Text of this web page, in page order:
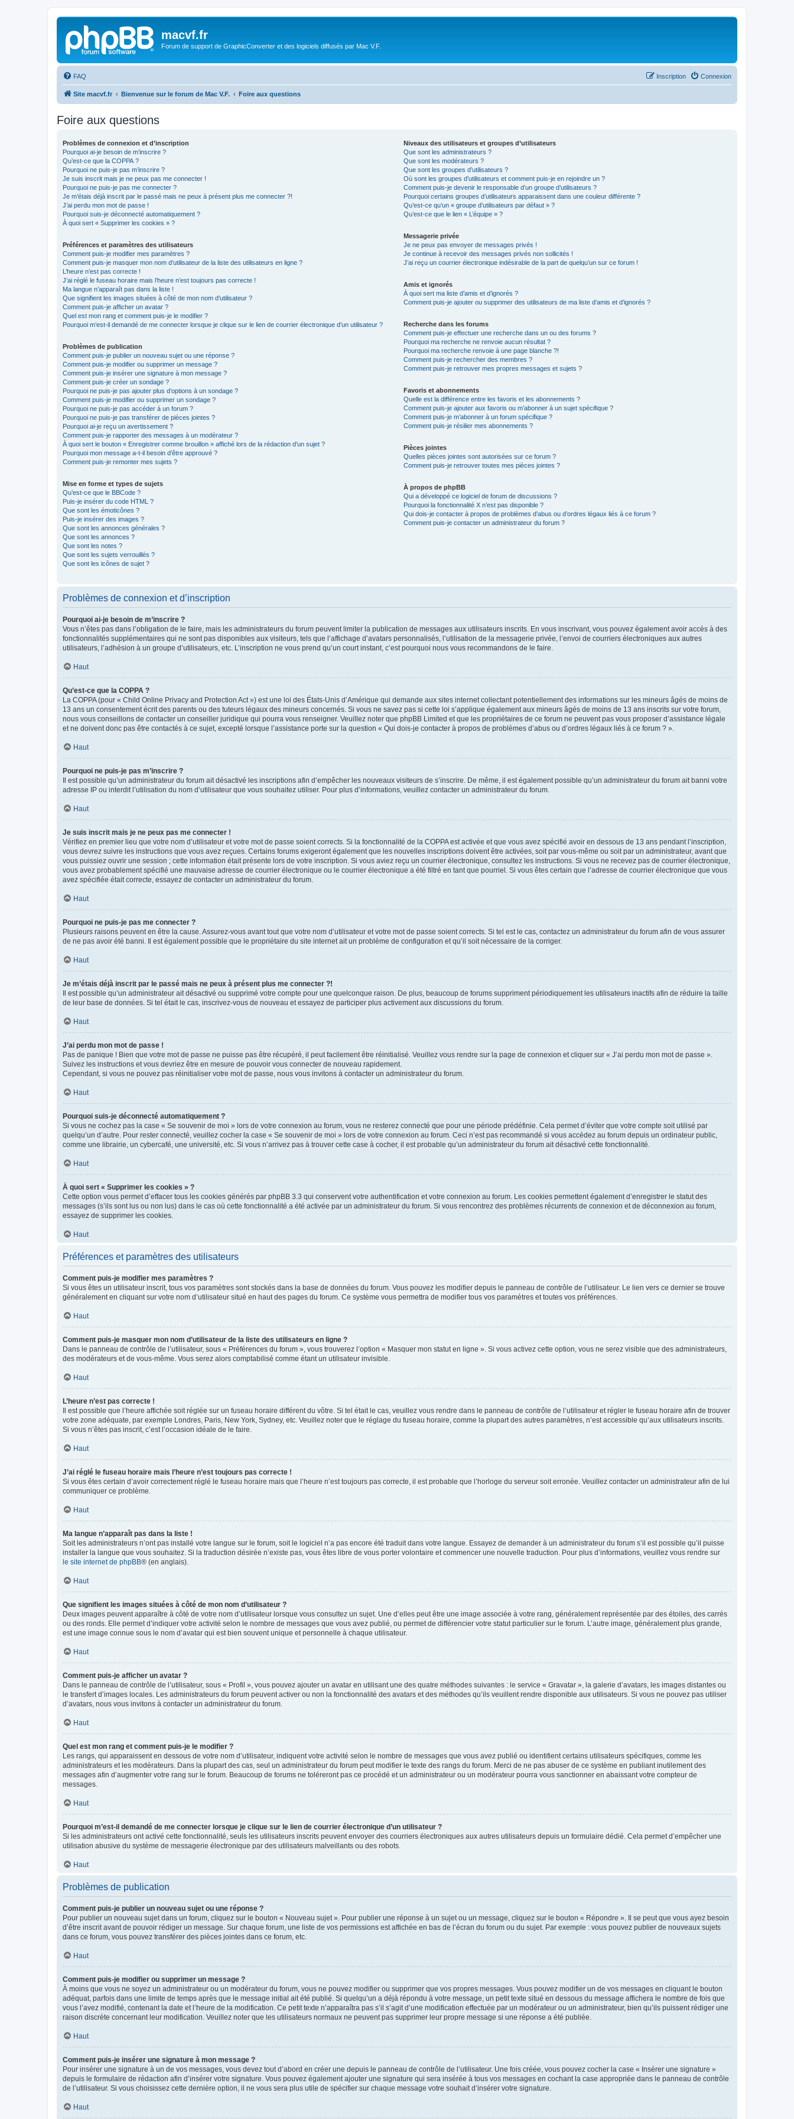
macvf.fr
Forum de support de GraphicConverter et des logiciels diffusés par Mac V.F.
FAQ Connexion
Inscription
Site macvf.fr Bienvenue sur le forum de Mac V.F. Foire aux questions
Foire aux questions
Problèmes de connexion et d’inscription
Pourquoi ai-je besoin de m’inscrire ?
Qu’est-ce que la COPPA ?
Pourquoi ne puis-je pas m’inscrire ?
Je suis inscrit mais je ne peux pas me connecter !
Pourquoi ne puis-je pas me connecter ?
Je m’étais déjà inscrit par le passé mais ne peux à présent plus me connecter ?!
J’ai perdu mon mot de passe !
Pourquoi suis-je déconnecté automatiquement ?
À quoi sert « Supprimer les cookies » ?
Préférences et paramètres des utilisateurs
Comment puis-je modifier mes paramètres ?
Comment puis-je masquer mon nom d’utilisateur de la liste des utilisateurs en ligne ?
L’heure n’est pas correcte !
J’ai réglé le fuseau horaire mais l’heure n’est toujours pas correcte !
Ma langue n’apparaît pas dans la liste !
Que signifient les images situées à côté de mon nom d’utilisateur ?
Comment puis-je afficher un avatar ?
Quel est mon rang et comment puis-je le modifier ?
Pourquoi m’est-il demandé de me connecter lorsque je clique sur le lien de courrier électronique d’un utilisateur ?
Problèmes de publication
Comment puis-je publier un nouveau sujet ou une réponse ?
Comment puis-je modifier ou supprimer un message ?
Comment puis-je insérer une signature à mon message ?
Comment puis-je créer un sondage ?
Pourquoi ne puis-je pas ajouter plus d’options à un sondage ?
Comment puis-je modifier ou supprimer un sondage ?
Pourquoi ne puis-je pas accéder à un forum ?
Pourquoi ne puis-je pas transférer de pièces jointes ?
Pourquoi ai-je reçu un avertissement ?
Comment puis-je rapporter des messages à un modérateur ?
À quoi sert le bouton « Enregistrer comme brouillon » affiché lors de la rédaction d’un sujet ?
Pourquoi mon message a-t-il besoin d’être approuvé ?
Comment puis-je remonter mes sujets ?
Mise en forme et types de sujets
Qu’est-ce que le BBCode ?
Puis-je insérer du code HTML ?
Que sont les émoticônes ?
Puis-je insérer des images ?
Que sont les annonces générales ?
Que sont les annonces ?
Que sont les notes ?
Que sont les sujets verrouillés ?
Que sont les icônes de sujet ?
Niveaux des utilisateurs et groupes d’utilisateurs
Que sont les administrateurs ?
Que sont les modérateurs ?
Que sont les groupes d’utilisateurs ?
Où sont les groupes d’utilisateurs et comment puis-je en rejoindre un ?
Comment puis-je devenir le responsable d’un groupe d’utilisateurs ?
Pourquoi certains groupes d’utilisateurs apparaissent dans une couleur différente ?
Qu’est-ce qu’un « groupe d’utilisateurs par défaut » ?
Qu’est-ce que le lien « L’équipe » ?
Messagerie privée
Je ne peux pas envoyer de messages privés !
Je continue à recevoir des messages privés non sollicités !
J’ai reçu un courrier électronique indésirable de la part de quelqu’un sur ce forum !
Amis et ignorés
À quoi sert ma liste d’amis et d’ignorés ?
Comment puis-je ajouter ou supprimer des utilisateurs de ma liste d’amis et d’ignorés ?
Recherche dans les forums
Comment puis-je effectuer une recherche dans un ou des forums ?
Pourquoi ma recherche ne renvoie aucun résultat ?
Pourquoi ma recherche renvoie à une page blanche ?!
Comment puis-je rechercher des membres ?
Comment puis-je retrouver mes propres messages et sujets ?
Favoris et abonnements
Quelle est la différence entre les favoris et les abonnements ?
Comment puis-je ajouter aux favoris ou m’abonner à un sujet spécifique ?
Comment puis-je m’abonner à un forum spécifique ?
Comment puis-je résilier mes abonnements ?
Pièces jointes
Quelles pièces jointes sont autorisées sur ce forum ?
Comment puis-je retrouver toutes mes pièces jointes ?
À propos de phpBB
Qui a développé ce logiciel de forum de discussions ?
Pourquoi la fonctionnalité X n’est pas disponible ?
Qui dois-je contacter à propos de problèmes d’abus ou d’ordres légaux liés à ce forum ?
Comment puis-je contacter un administrateur du forum ?
Problèmes de connexion et d’inscription
Pourquoi ai-je besoin de m’inscrire ?
Vous n’êtes pas dans l’obligation de le faire, mais les administrateurs du forum peuvent limiter la publication de messages aux utilisateurs inscrits. En vous inscrivant, vous pouvez également avoir accès à des
fonctionnalités supplémentaires qui ne sont pas disponibles aux visiteurs, tels que l’affichage d’avatars personnalisés, l’utilisation de la messagerie privée, l’envoi de courriers électroniques aux autres
utilisateurs, l’adhésion à un groupe d’utilisateurs, etc. L’inscription ne vous prend qu’un court instant, c’est pourquoi nous vous recommandons de le faire.
Haut
Qu’est-ce que la COPPA ?
La COPPA (pour « Child Online Privacy and Protection Act ») est une loi des États-Unis d’Amérique qui demande aux sites internet collectant potentiellement des informations sur les mineurs âgés de moins de
13 ans un consentement écrit des parents ou des tuteurs légaux des mineurs concernés. Si vous ne savez pas si cette loi s’applique également aux mineurs âgés de moins de 13 ans inscrits sur votre forum,
nous vous conseillons de contacter un conseiller juridique qui pourra vous renseigner. Veuillez noter que phpBB Limited et que les propriétaires de ce forum ne peuvent pas vous proposer d’assistance légale
et ne doivent donc pas être contactés à ce sujet, excepté lorsque l’assistance porte sur la question « Qui dois-je contacter à propos de problèmes d’abus ou d’ordres légaux liés à ce forum ? ».
Haut
Pourquoi ne puis-je pas m’inscrire ?
Il est possible qu’un administrateur du forum ait désactivé les inscriptions afin d’empêcher les nouveaux visiteurs de s’inscrire. De même, il est également possible qu’un administrateur du forum ait banni votre
adresse IP ou interdit l’utilisation du nom d’utilisateur que vous souhaitez utiliser. Pour plus d’informations, veuillez contacter un administrateur du forum.
Haut
Je suis inscrit mais je ne peux pas me connecter !
Vérifiez en premier lieu que votre nom d’utilisateur et votre mot de passe soient corrects. Si la fonctionnalité de la COPPA est activée et que vous avez spécifié avoir en dessous de 13 ans pendant l’inscription,
vous devrez suivre les instructions que vous avez reçues. Certains forums exigeront également que les nouvelles inscriptions doivent être activées, soit par vous-même ou soit par un administrateur, avant que
vous puissiez ouvrir une session ; cette information était présente lors de votre inscription. Si vous aviez reçu un courrier électronique, consultez les instructions. Si vous ne recevez pas de courrier électronique,
vous avez probablement spécifié une mauvaise adresse de courrier électronique ou le courrier électronique a été filtré en tant que pourriel. Si vous êtes certain que l’adresse de courrier électronique que vous
avez spécifiée était correcte, essayez de contacter un administrateur du forum.
Haut
Pourquoi ne puis-je pas me connecter ?
Plusieurs raisons peuvent en être la cause. Assurez-vous avant tout que votre nom d’utilisateur et votre mot de passe soient corrects. Si tel est le cas, contactez un administrateur du forum afin de vous assurer
de ne pas avoir été banni. Il est également possible que le propriétaire du site internet ait un problème de configuration et qu’il soit nécessaire de la corriger.
Haut
Je m’étais déjà inscrit par le passé mais ne peux à présent plus me connecter ?!
Il est possible qu’un administrateur ait désactivé ou supprimé votre compte pour une quelconque raison. De plus, beaucoup de forums suppriment périodiquement les utilisateurs inactifs afin de réduire la taille
de leur base de données. Si tel était le cas, inscrivez-vous de nouveau et essayez de participer plus activement aux discussions du forum.
Haut
J’ai perdu mon mot de passe !
Pas de panique ! Bien que votre mot de passe ne puisse pas être récupéré, il peut facilement être réinitialisé. Veuillez vous rendre sur la page de connexion et cliquer sur « J’ai perdu mon mot de passe ».
Suivez les instructions et vous devriez être en mesure de pouvoir vous connecter de nouveau rapidement.
Cependant, si vous ne pouvez pas réinitialiser votre mot de passe, nous vous invitons à contacter un administrateur du forum.
Haut
Pourquoi suis-je déconnecté automatiquement ?
Si vous ne cochez pas la case « Se souvenir de moi » lors de votre connexion au forum, vous ne resterez connecté que pour une période prédéfinie. Cela permet d’éviter que votre compte soit utilisé par
quelqu’un d’autre. Pour rester connecté, veuillez cocher la case « Se souvenir de moi » lors de votre connexion au forum. Ceci n’est pas recommandé si vous accédez au forum depuis un ordinateur public,
comme une librairie, un cybercafé, une université, etc. Si vous n’arrivez pas à trouver cette case à cocher, il est probable qu’un administrateur du forum ait désactivé cette fonctionnalité.
Haut
À quoi sert « Supprimer les cookies » ?
Cette option vous permet d’effacer tous les cookies générés par phpBB 3.3 qui conservent votre authentification et votre connexion au forum. Les cookies permettent également d’enregistrer le statut des
messages (s’ils sont lus ou non lus) dans le cas où cette fonctionnalité a été activée par un administrateur du forum. Si vous rencontrez des problèmes récurrents de connexion et de déconnexion au forum,
essayez de supprimer les cookies.
Haut
Préférences et paramètres des utilisateurs
Comment puis-je modifier mes paramètres ?
Si vous êtes un utilisateur inscrit, tous vos paramètres sont stockés dans la base de données du forum. Vous pouvez les modifier depuis le panneau de contrôle de l’utilisateur. Le lien vers ce dernier se trouve
généralement en cliquant sur votre nom d’utilisateur situé en haut des pages du forum. Ce système vous permettra de modifier tous vos paramètres et toutes vos préférences.
Haut
Comment puis-je masquer mon nom d’utilisateur de la liste des utilisateurs en ligne ?
Dans le panneau de contrôle de l’utilisateur, sous « Préférences du forum », vous trouverez l’option « Masquer mon statut en ligne ». Si vous activez cette option, vous ne serez visible que des administrateurs,
des modérateurs et de vous-même. Vous serez alors comptabilisé comme étant un utilisateur invisible.
Haut
L’heure n’est pas correcte !
Il est possible que l’heure affichée soit réglée sur un fuseau horaire différent du vôtre. Si tel était le cas, veuillez vous rendre dans le panneau de contrôle de l’utilisateur et régler le fuseau horaire afin de trouver
votre zone adéquate, par exemple Londres, Paris, New York, Sydney, etc. Veuillez noter que le réglage du fuseau horaire, comme la plupart des autres paramètres, n’est accessible qu’aux utilisateurs inscrits.
Si vous n’êtes pas inscrit, c’est l’occasion idéale de le faire.
Haut
J’ai réglé le fuseau horaire mais l’heure n’est toujours pas correcte !
Si vous êtes certain d’avoir correctement réglé le fuseau horaire mais que l’heure n’est toujours pas correcte, il est probable que l’horloge du serveur soit erronée. Veuillez contacter un administrateur afin de lui
communiquer ce problème.
Haut
Ma langue n’apparaît pas dans la liste !
Soit les administrateurs n’ont pas installé votre langue sur le forum, soit le logiciel n’a pas encore été traduit dans votre langue. Essayez de demander à un administrateur du forum s’il est possible qu’il puisse
installer la langue que vous souhaitez. Si la traduction désirée n’existe pas, vous êtes libre de vous porter volontaire et commencer une nouvelle traduction. Pour plus d’informations, veuillez vous rendre sur
le site internet de phpBB® (en anglais).
Haut
Que signifient les images situées à côté de mon nom d’utilisateur ?
Deux images peuvent apparaître à côté de votre nom d’utilisateur lorsque vous consultez un sujet. Une d’elles peut être une image associée à votre rang, généralement représentée par des étoiles, des carrés
ou des ronds. Elle permet d’indiquer votre activité selon le nombre de messages que vous avez publié, ou permet de différencier votre statut particulier sur le forum. L’autre image, généralement plus grande,
est une image connue sous le nom d’avatar qui est bien souvent unique et personnelle à chaque utilisateur.
Haut
Comment puis-je afficher un avatar ?
Dans le panneau de contrôle de l’utilisateur, sous « Profil », vous pouvez ajouter un avatar en utilisant une des quatre méthodes suivantes : le service « Gravatar », la galerie d’avatars, les images distantes ou
le transfert d’images locales. Les administrateurs du forum peuvent activer ou non la fonctionnalité des avatars et des méthodes qu’ils veuillent rendre disponible aux utilisateurs. Si vous ne pouvez pas utiliser
d’avatars, nous vous invitons à contacter un administrateur du forum.
Haut
Quel est mon rang et comment puis-je le modifier ?
Les rangs, qui apparaissent en dessous de votre nom d’utilisateur, indiquent votre activité selon le nombre de messages que vous avez publié ou identifient certains utilisateurs spécifiques, comme les
administrateurs et les modérateurs. Dans la plupart des cas, seul un administrateur du forum peut modifier le texte des rangs du forum. Merci de ne pas abuser de ce système en publiant inutilement des
messages afin d’augmenter votre rang sur le forum. Beaucoup de forums ne toléreront pas ce procédé et un administrateur ou un modérateur pourra vous sanctionner en abaissant votre compteur de
messages.
Haut
Pourquoi m’est-il demandé de me connecter lorsque je clique sur le lien de courrier électronique d’un utilisateur ?
Si les administrateurs ont activé cette fonctionnalité, seuls les utilisateurs inscrits peuvent envoyer des courriers électroniques aux autres utilisateurs depuis un formulaire dédié. Cela permet d’empêcher une
utilisation abusive du système de messagerie électronique par des utilisateurs malveillants ou des robots.
Haut
Problèmes de publication
Comment puis-je publier un nouveau sujet ou une réponse ?
Pour publier un nouveau sujet dans un forum, cliquez sur le bouton « Nouveau sujet ». Pour publier une réponse à un sujet ou un message, cliquez sur le bouton « Répondre ». Il se peut que vous ayez besoin
d’être inscrit avant de pouvoir rédiger un message. Sur chaque forum, une liste de vos permissions est affichée en bas de l’écran du forum ou du sujet. Par exemple : vous pouvez publier de nouveaux sujets
dans ce forum, vous pouvez transférer des pièces jointes dans ce forum, etc.
Haut
Comment puis-je modifier ou supprimer un message ?
À moins que vous ne soyez un administrateur ou un modérateur du forum, vous ne pouvez modifier ou supprimer que vos propres messages. Vous pouvez modifier un de vos messages en cliquant le bouton
adéquat, parfois dans une limite de temps après que le message initial ait été publié. Si quelqu’un a déjà répondu à votre message, un petit texte situé en dessous du message affichera le nombre de fois que
vous l’avez modifié, contenant la date et l’heure de la modification. Ce petit texte n’apparaîtra pas s’il s’agit d’une modification effectuée par un modérateur ou un administrateur, bien qu’ils puissent rédiger une
raison discrète concernant leur modification. Veuillez noter que les utilisateurs normaux ne peuvent pas supprimer leur propre message si une réponse a été publiée.
Haut
Comment puis-je insérer une signature à mon message ?
Pour insérer une signature à un de vos messages, vous devez tout d’abord en créer une depuis le panneau de contrôle de l’utilisateur. Une fois créée, vous pouvez cocher la case « Insérer une signature »
depuis le formulaire de rédaction afin d’insérer votre signature. Vous pouvez également ajouter une signature qui sera insérée à tous vos messages en cochant la case appropriée dans le panneau de contrôle
de l’utilisateur. Si vous choisissez cette dernière option, il ne vous sera plus utile de spécifier sur chaque message votre souhait d’insérer votre signature.
Haut